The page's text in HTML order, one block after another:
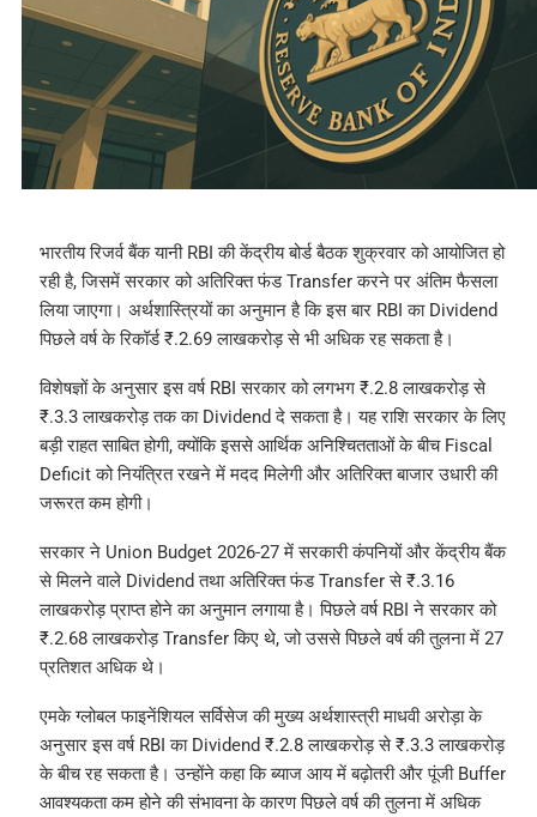
भारतीय रिजर्व बैंक यानी RBI की केंद्रीय बोर्ड बैठक शुक्रवार को आयोजित हो
रही है, जिसमें सरकार को अतिरिक्त फंड Transfer करने पर अंतिम फैसला
लिया जाएगा। अर्थशास्त्रियों का अनुमान है कि इस बार RBI का Dividend
पिछले वर्ष के रिकॉर्ड ₹.2.69 लाखकरोड़ से भी अधिक रह सकता है।
विशेषज्ञों के अनुसार इस वर्ष RBI सरकार को लगभग ₹.2.8 लाखकरोड़ से
₹.3.3 लाखकरोड़ तक का Dividend दे सकता है। यह राशि सरकार के लिए
बड़ी राहत साबित होगी, क्योंकि इससे आर्थिक अनिश्चितताओं के बीच Fiscal
Deficit को नियंत्रित रखने में मदद मिलेगी और अतिरिक्त बाजार उधारी की
जरूरत कम होगी।
सरकार ने Union Budget 2026-27 में सरकारी कंपनियों और केंद्रीय बैंक
से मिलने वाले Dividend तथा अतिरिक्त फंड Transfer से ₹.3.16
लाखकरोड़ प्राप्त होने का अनुमान लगाया है। पिछले वर्ष RBI ने सरकार को
₹.2.68 लाखकरोड़ Transfer किए थे, जो उससे पिछले वर्ष की तुलना में 27
प्रतिशत अधिक थे।
एमके ग्लोबल फाइनेंशियल सर्विसेज की मुख्य अर्थशास्त्री माधवी अरोड़ा के
अनुसार इस वर्ष RBI का Dividend ₹.2.8 लाखकरोड़ से ₹.3.3 लाखकरोड़
के बीच रह सकता है। उन्होंने कहा कि ब्याज आय में बढ़ोतरी और पूंजी Buffer
आवश्यकता कम होने की संभावना के कारण पिछले वर्ष की तुलना में अधिक